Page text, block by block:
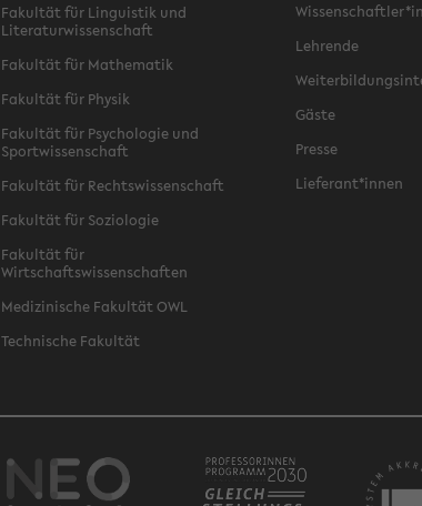
Fakultät für Linguistik und
Literaturwissenschaft
Fakultät für Mathematik
Fakultät für Physik
Fakultät für Psychologie und
Sportwissenschaft
Fakultät für Rechtswissenschaft
Fakultät für Soziologie
Fakultät für
Wirtschaftswissenschaften
Medizinische Fakultät OWL
Technische Fakultät
Lehrende
Gäste
Presse
Lieferant*innen